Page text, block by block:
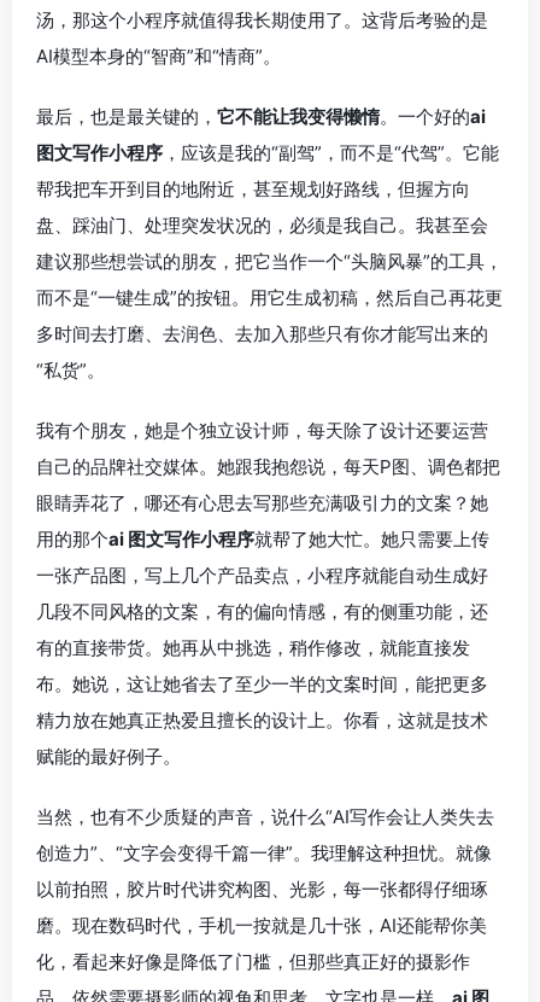
汤，那这个小程序就值得我长期使用了。这背后考验的是
AI模型本身的“智商”和“情商”。
最后，也是最关键的， 它不能让我变得懒惰。一个好的ai
图文写作小程序 ，应该是我的“副驾”，而不是“代驾”。它能
帮我把车开到目的地附近，甚至规划好路线，但握方向
盘、踩油门、处理突发状况的，必须是我自己。我甚至会
建议那些想尝试的朋友，把它当作一个“头脑风暴”的工具，
而不是“一键生成”的按钮。用它生成初稿，然后自己再花更
多时间去打磨、去润色、去加入那些只有你才能写出来的
“私货”。
我有个朋友，她是个独立设计师，每天除了设计还要运营
自己的品牌社交媒体。她跟我抱怨说，每天P图、调色都把
眼睛弄花了，哪还有心思去写那些充满吸引力的文案？她
用的那个ai 图文写作小程序就帮了她大忙。她只需要上传
一张产品图，写上几个产品卖点，小程序就能自动生成好
几段不同风格的文案，有的偏向情感，有的侧重功能，还
有的直接带货。她再从中挑选，稍作修改，就能直接发
布。她说，这让她省去了至少一半的文案时间，能把更多
精力放在她真正热爱且擅长的设计上。你看，这就是技术
赋能的最好例子。
当然，也有不少质疑的声音，说什么“AI写作会让人类失去
创造力”、“文字会变得千篇一律”。我理解这种担忧。就像
以前拍照，胶片时代讲究构图、光影，每一张都得仔细琢
磨。现在数码时代，手机一按就是几十张，AI还能帮你美
化，看起来好像是降低了门槛，但那些真正好的摄影作
品，依然需要摄影师的视角和思考。文字也是一样。 ai 图